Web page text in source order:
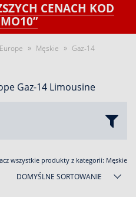
CENACH KOD
» Męskie » Gaz-14
Gaz-14 Limousine
wszystkie produkty z kategorii: Męskie
DOMYŚLNE SORTOWANIE